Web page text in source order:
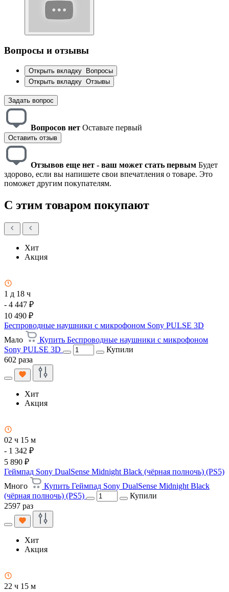
Вопросы и отзывы
Открыть вкладку
Вопросы
Открыть вкладку Отзывы
Задать вопрос
Вопросов нет Оставьте первый
Оставить отзыв
Отзывов еще нет - ваш может стать первым Будет
здорово, если вы напишете свои впечатления о товаре. Это
поможет другим покупателям.
С этим товаром покупают
Хит
Акция
1 д 18 ч
- 4 447 ₽
10 490 ₽
Беспроводные наушники с микрофоном Sony PULSE 3D
Мало
Купить Беспроводные наушники с микрофоном
Sony PULSE 3D
Купили
602 раза
Хит
Акция
02 ч 15 м
- 1 342 ₽
5 890 ₽
Геймпад Sony DualSense Midnight Black (чёрная полночь) (PS5)
Много
Купить Геймпад Sony DualSense Midnight Black
(чёрная полночь) (PS5)
Купили
2597 раз
Хит
Акция
22 ч 15 м